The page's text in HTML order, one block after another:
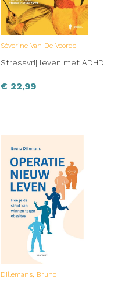
Séverine Van De Voorde
Stressvrij leven met ADHD
€ 22,99
Dillemans, Bruno